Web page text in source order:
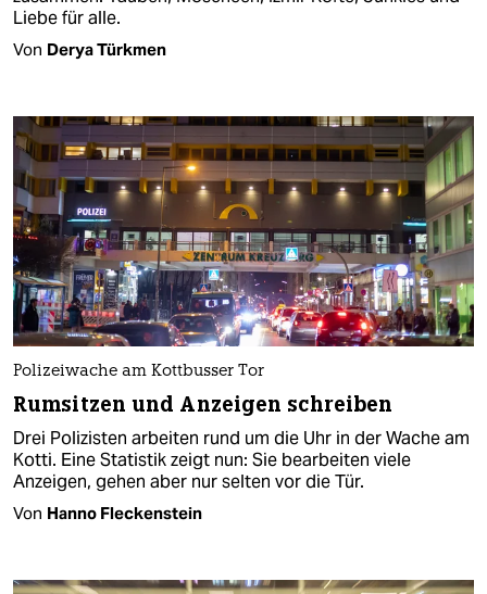
Liebe für alle.
Von Derya Türkmen
Polizeiwache am Kottbusser Tor
Rumsitzen und Anzeigen schreiben
Drei Polizisten arbeiten rund um die Uhr in der Wache am
Kotti. Eine Statistik zeigt nun: Sie bearbeiten viele
Anzeigen, gehen aber nur selten vor die Tür.
Von Hanno Fleckenstein